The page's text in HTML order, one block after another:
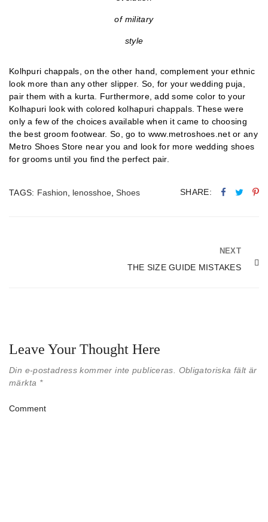
of military
style
Kolhpuri chappals, on the other hand, complement your ethnic
look more than any other slipper. So, for your wedding puja,
pair them with a kurta. Furthermore, add some color to your
Kolhapuri look with colored kolhapuri chappals. These were
only a few of the choices available when it came to choosing
the best groom footwear. So, go to www.metroshoes.net or any
Metro Shoes Store near you and look for more wedding shoes
for grooms until you find the perfect pair.
TAGS: Fashion lenosshoe, Shoes SHARE:
NEXT
THE SIZE GUIDE MISTAKES
Leave Your Thought Here
Din e-postadress kommer inte publiceras.
Obligatoriska fält är
märkta *
Comment